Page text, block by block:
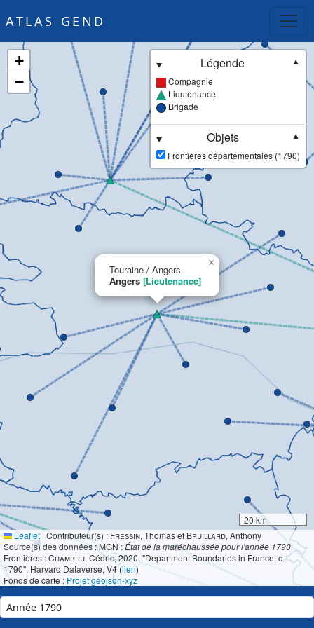
ATLAS GEND
Touraine / Angers
Angers [Lieutenance]
×
+
−
Légende
▼
Compagnie
Lieutenance
Brigade
Objets
▼
Frontières départementales (1790)
20 km
Leaflet | Contributeur(s) : Fressin, Thomas et Bruillard, Anthony
Source(s) des données : MGN :État de la maréchaussée pour l'année 1790
Frontières :Chambru, Cédric, 2020, "Department Boundaries in France, c.
1790", Harvard Dataverse, V4 (lien)
Fonds de carte : Projet geojson-xyz